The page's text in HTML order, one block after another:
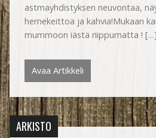
astmayhdistyksen neuvontaa,
hernekeittoa ja kahvia!Mukaan
mummoon iästä riippumatta ! […]
Avaa Artikkeli
ARKISTO